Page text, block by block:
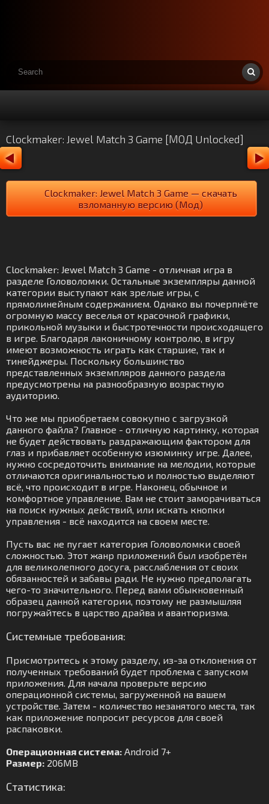
Clockmaker: Jewel Match 3 Game [МОД Unlocked]
Clockmaker: Jewel Match 3 Game — скачать
взломанную версию (Мод)
Clockmaker: Jewel Match 3 Game - отличная игра в
разделе Головоломки. Остальные экземпляры данной
категории выступают как зрелые игры, с
прямолинейным содержанием. Однако вы почерпнёте
огромную массу веселья от красочной графики,
прикольной музыки и быстротечности происходящего
в игре. Благодаря лаконичному контролю, в игру
имеют возможность играть как старшие, так и
тинейджеры. Поскольку большинство
представленных экземпляров данного раздела
предусмотрены на разнообразную возрастную
аудиторию.
Что же мы приобретаем совокупно с загрузкой
данного файла? Главное - отличную картинку, которая
не будет действовать раздражающим фактором для
глаз и прибавляет особенную изюминку игре. Далее,
нужно сосредоточить внимание на мелодии, которые
отличаются оригинальностью и полностью выделяют
всё, что происходит в игре. Наконец, обычное и
комфортное управление. Вам не стоит заморачиваться
на поиск нужных действий, или искать кнопки
управления - всё находится на своем месте.
Пусть вас не пугает категория Головоломки своей
сложностью. Этот жанр приложений был изобретён
для великолепного досуга, расслабления от своих
обязанностей и забавы ради. Не нужно предполагать
чего-то значительного. Перед вами обыкновенный
образец данной категории, поэтому не размышляя
погружайтесь в царство драйва и авантюризма.
Системные требования:
Присмотритесь к этому разделу, из-за отклонения от
полученных требований будет проблема с запуском
приложения. Для начала проверьте версию
операционной системы, загруженной на вашем
устройстве. Затем - количество незанятого места, так
как приложение попросит ресурсов для своей
распаковки.
Операционная система: Android 7+
Размер: 206MB
Статистика: